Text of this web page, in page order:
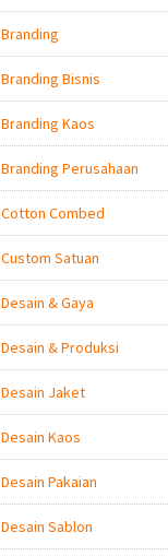
Branding
Branding Bisnis
Branding Kaos
Branding Perusahaan
Cotton Combed
Custom Satuan
Desain & Gaya
Desain & Produksi
Desain Jaket
Desain Kaos
Desain Pakaian
Desain Sablon